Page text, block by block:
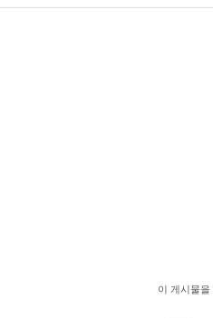
이 게시물을